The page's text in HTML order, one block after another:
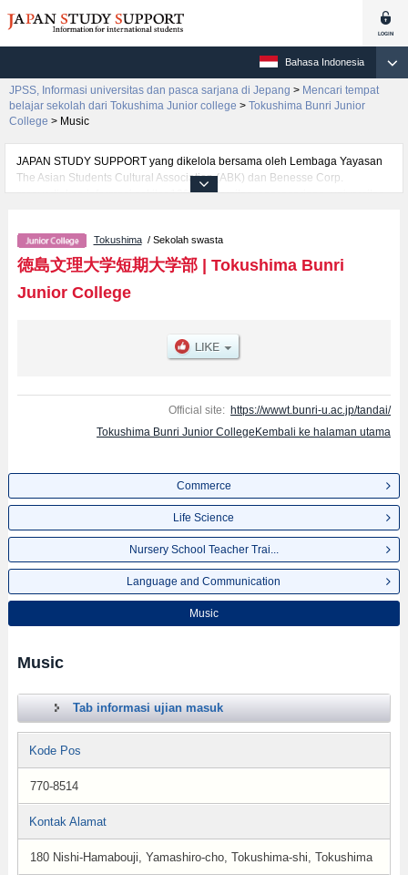
Bahasa Indonesia
JPSS, Informasi universitas dan pasca sarjana di Jepang > Mencari tempat
belajar sekolah dari Tokushima Junior college > Tokushima Bunri Junior
College > Music
JAPAN STUDY SUPPORT yang dikelola bersama oleh Lembaga Yayasan
The Asian Students Cultural Association (ABK) dan Benesse Corp.
menyediakan informasi sekitar 1300 universitas, pascasarjana, universitas
mencakup informasi per fakultas seperti Fakultas CommerceatauFakultas
Life ScienceatauFakultas Nursery School Teacher TrainingatauFakultas
Language and CommunicationatauFakultas Music, serta berbagai informasi
yang berguna bagi mahasiswa(i) mancanegara seperti kuota untuk jumlah
lainnya. Silakan memanfaatkannya.
Tokushima/ Sekolah swasta
徳島文理大学短期大学部| Tokushima Bunri
Junior College
Official site: https://wwwt.bunri-u.ac.jp/tandai/
Tokushima Bunri Junior CollegeKembali ke halaman utama
Commerce
Life Science
Nursery School Teacher Trai...
Language and Communication
Music
Music
Tab informasi ujian masuk
Kode Pos
770-8514
Kontak Alamat
180 Nishi-Hamabouji, Yamashiro-cho, Tokushima-shi, Tokushima